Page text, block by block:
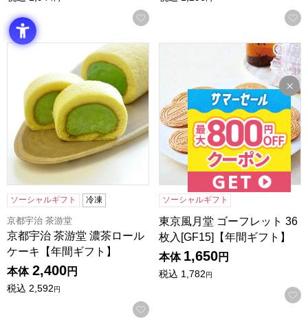
お気に入りに登録する
京都宇治 茶游堂 濃茶ロールケーキ【年間ギフト】
ソーシャルギフト 冷凍
京都宇治 茶游堂
京都宇治 茶游堂 濃茶ロール
ケーキ【年間ギフト】
本体 2,400円
税込 2,592円
お気に入りに登録する
東京風月堂 ゴーフレット 36
ソーシャルギフト
東京風月堂 ゴーフレット 36
枚入[GF15]【年間ギフト】
本体 1,650円
税込 1,782円